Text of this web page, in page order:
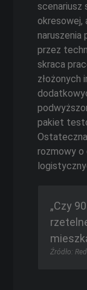
scenariusz
okresowej,
naruszenia
przez
skraca
złożonych
pakiet
rozmowy o
„Czy
Źródło: